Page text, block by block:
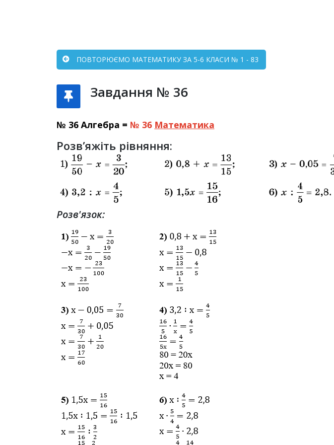
ПОВТОРЮЄМО МАТЕМАТИКУ ЗА 5-6 КЛАСИ № 1 - 83
Завдання № 36
№ 36 Алгебра = № 36 Математика
Розв’яжіть рівняння:
Розв'язок: